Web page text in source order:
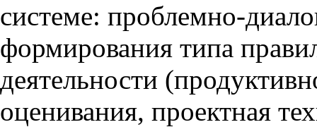
системе: проблемно-
формирования типа
деятельности
оценивания, проектная